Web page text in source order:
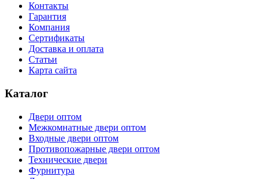
Контакты
Гарантия
Компания
Сертификаты
Доставка и оплата
Статьи
Карта сайта
Каталог
Двери оптом
Межкомнатные двери оптом
Входные двери оптом
Противопожарные двери оптом
Технические двери
Фурнитура